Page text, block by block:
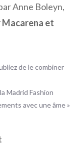
Anne Boleyn,
et
de le combiner
Madrid Fashion
avec une âme »